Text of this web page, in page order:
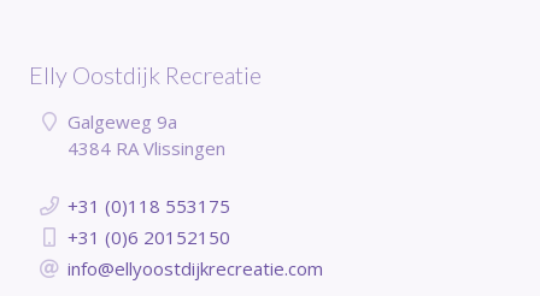
Elly Oostdijk Recreatie
Galgeweg 9a
4384 RA Vlissingen
+31 (0)118 553175
+31 (0)6 20152150
info@ellyoostdijkrecreatie.com